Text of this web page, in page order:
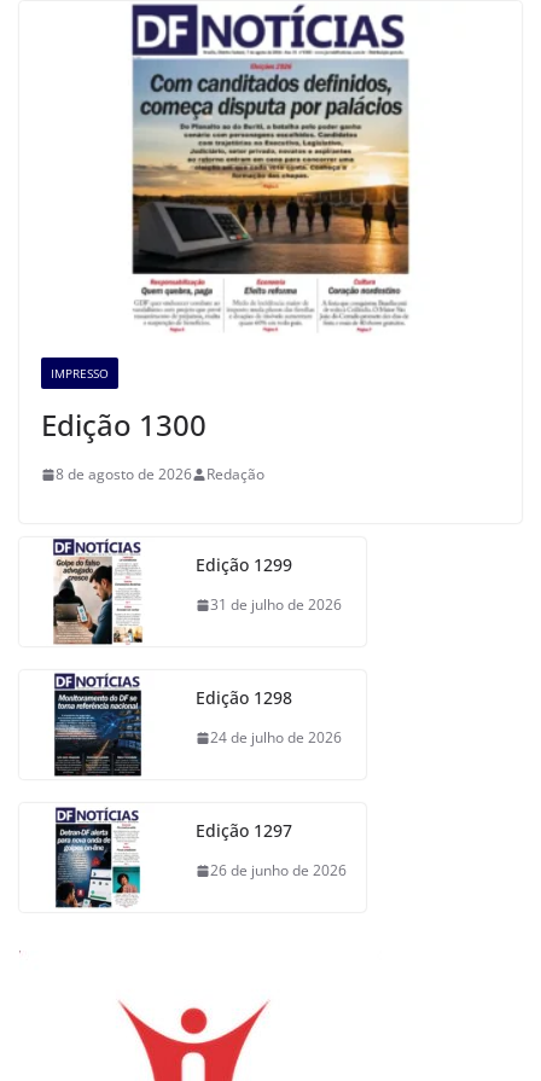
IMPRESSO
Edição 1300
8 de agosto de 2026 Redação
Edição 1299
31 de julho de 2026
Edição 1298
24 de julho de 2026
Edição 1297
26 de junho de 2026